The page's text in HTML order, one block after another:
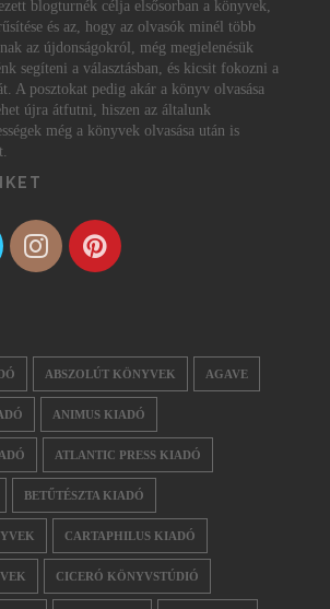
blogturnék célja elsősorban a könyvek,
és az, hogy az olvasók minél több
az újdonságokról, még megjelenésük
segíteni a választásban, és kicsit fokozni a
A posztokat pedig akár a könyv olvasása
újra átfutni, hiszen az általunk
még a könyvek olvasása után is
ABSZOLÚT KÖNYVEK AGAVE
ANIMUS KIADÓ
ATLANTIC PRESS KIADÓ
BETŰTÉSZTA KIADÓ
CARTAPHILUS KIADÓ
CICERÓ KÖNYVSTÚDIÓ